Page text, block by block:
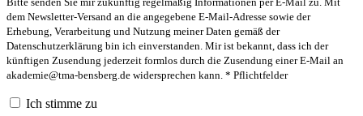
dem Newsletter-Versand an die angegebene E-Mail-Adresse sowie der
Erhebung, Verarbeitung und Nutzung meiner Daten gemäß der
Datenschutzerklärung bin ich einverstanden. Mir ist bekannt, dass ich der
künftigen Zusendung jederzeit formlos durch die Zusendung einer E-Mail an
akademie@tma-bensberg.de widersprechen kann. * Pflichtfelder
Ich stimme zu